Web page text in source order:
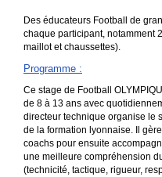
Des éducateurs Football de
chaque participant, notamment
maillot et chaussettes).
Programme :
Ce stage de Football
de 8 à 13 ans avec
directeur technique organise le
de la formation lyonnaise. Il
coachs pour ensuite
une meilleure compréhension
(technicité, tactique, rigueur,